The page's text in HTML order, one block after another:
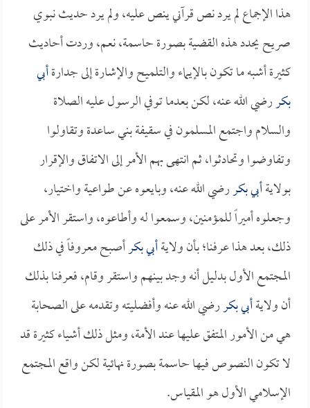
هذا الإجماع لم يرد نص قرآني ينص عليه، ولم يرد حديث نبوي
صريح يحدد هذه القضية بصورة حاسمة، نعم، وردت أحاديث
كثيرة أشبه ما تكون بالإيماء والتلميح والإشارة إلى جدارةأبي
بكررضي الله عنه، لكن بعدما توفي الرسول عليه الصلاة
والسلام واجتمع المسلمون في سقيفة بني ساعدة وتقاولوا
وتفاوضوا وتحادثوا، ثم انتهى بهم الأمر إلى الاتفاق والإقرار
بولايةأبي بكررضي الله عنه، وبايعوه عن طواعية واختيار،
وجعلوه أميراً للمؤمنين، وسمعوا له وأطاعوه، واستقر الأمر على
ذلك، بعد هذا عرفنا؛ بأن ولايةأبي بكرأصبح معروفاً في ذلك
المجتمع الأول بدليل أنه وجد بينهم واستقر وقام، فعرفنا بذلك
أن ولايةأبي بكررضي الله عنه وأفضليته وتقدمه على الصحابة
هي من الأمور المتفق عليها عند الأمة، ومثل ذلك أشياء كثيرة قد
لا تكون النصوص فيها حاسمة بصورة نهائية لكن واقع المجتمع
الإسلامي الأول هو المقياس.